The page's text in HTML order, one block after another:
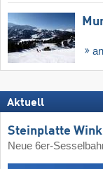
Aktuell
Steinplatte
Neue 6er-